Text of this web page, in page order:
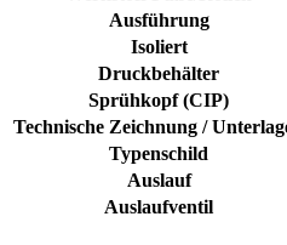
Ausführung
Isoliert
Druckbehälter
Sprühkopf (CIP)
Technische Zeichnung /
Typenschild
Auslauf
Auslaufventil